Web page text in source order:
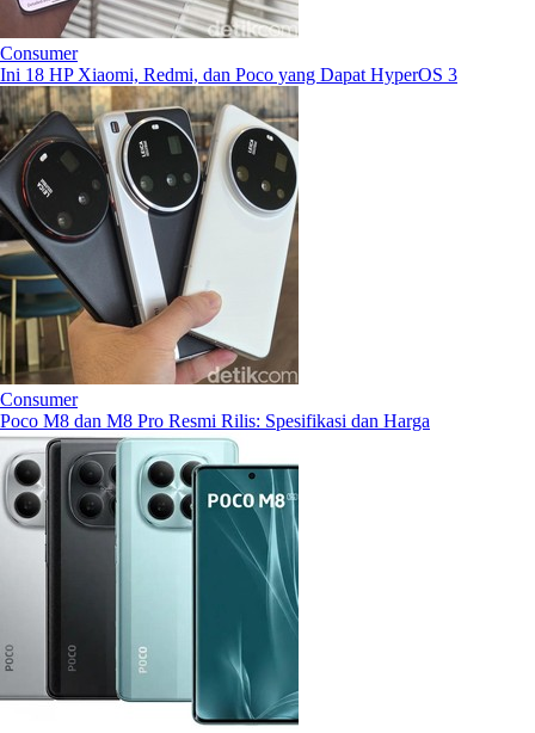
Consumer
Ini 18 HP Xiaomi, Redmi, dan Poco yang Dapat HyperOS 3
Consumer
Poco M8 dan M8 Pro Resmi Rilis: Spesifikasi dan Harga